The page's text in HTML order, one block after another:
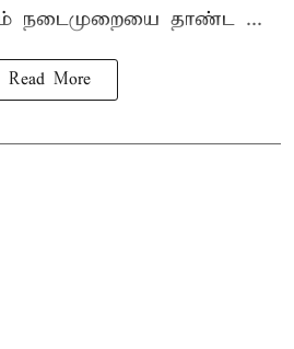
நடைமுறையை தாண்ட ...
Read More